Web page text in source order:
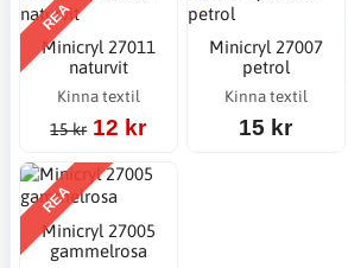
REA
Minicryl 27011
naturvit
Kinna textil
15 kr 12 kr
Minicryl 27007
petrol
Kinna textil
15 kr
REA
Minicryl 27005
gammelrosa